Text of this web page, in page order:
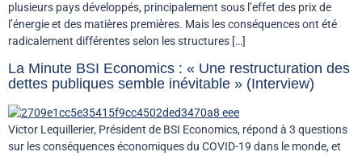
plusieurs pays développés, principalement sous l’effet des prix de
l’énergie et des matières premières. Mais les conséquences ont été
radicalement différentes selon les structures […]
La Minute BSI Economics : « Une restructuration des
dettes publiques semble inévitable » (Interview)
Victor Lequillerier, Président de BSI Economics, répond à 3 questions
sur les conséquences économiques du COVID-19 dans le monde, et